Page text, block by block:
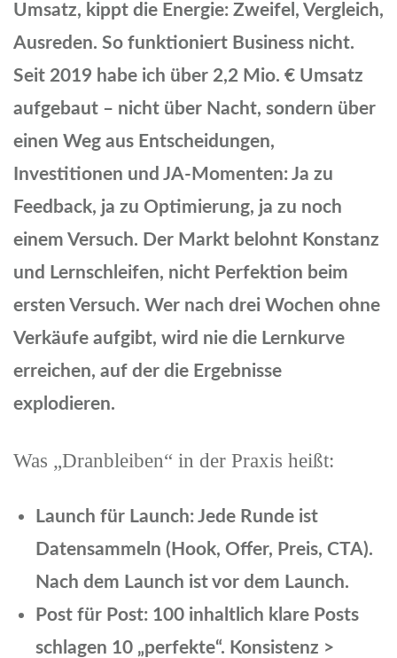
Umsatz, kippt die Energie: Zweifel, Vergleich,
Ausreden. So funktioniert Business nicht.
Seit 2019 habe ich über 2,2 Mio. € Umsatz
aufgebaut – nicht über Nacht, sondern über
einen Weg aus Entscheidungen,
Investitionen und JA-Momenten: Ja zu
Feedback, ja zu Optimierung, ja zu noch
einem Versuch. Der Markt belohnt Konstanz
und Lernschleifen, nicht Perfektion beim
ersten Versuch. Wer nach drei Wochen ohne
Verkäufe aufgibt, wird nie die Lernkurve
erreichen, auf der die Ergebnisse
explodieren.
Was „Dranbleiben“ in der Praxis heißt:
Launch für Launch: Jede Runde ist
Datensammeln (Hook, Offer, Preis, CTA).
Nach dem Launch ist vor dem Launch.
Post für Post: 100 inhaltlich klare Posts
schlagen 10 „perfekte“. Konsistenz >